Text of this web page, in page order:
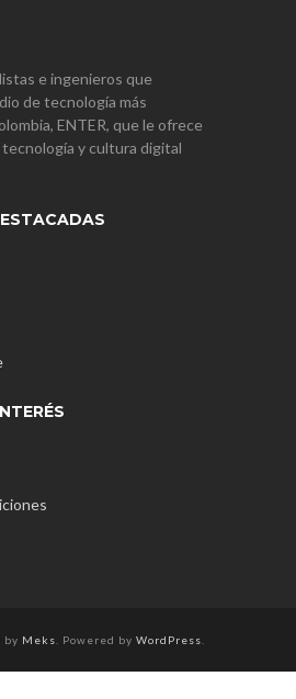
e ingenieros que
de tecnología más
ENTER, que le ofrece
y cultura digital
by Meks . Powered by WordPress